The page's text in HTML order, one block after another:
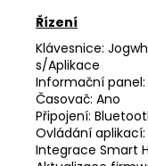
Řízení
Klávesnice:
s/Aplikace
Informační panel:
Časovač: Ano
Připojení:
Ovládání
Integrace Smart